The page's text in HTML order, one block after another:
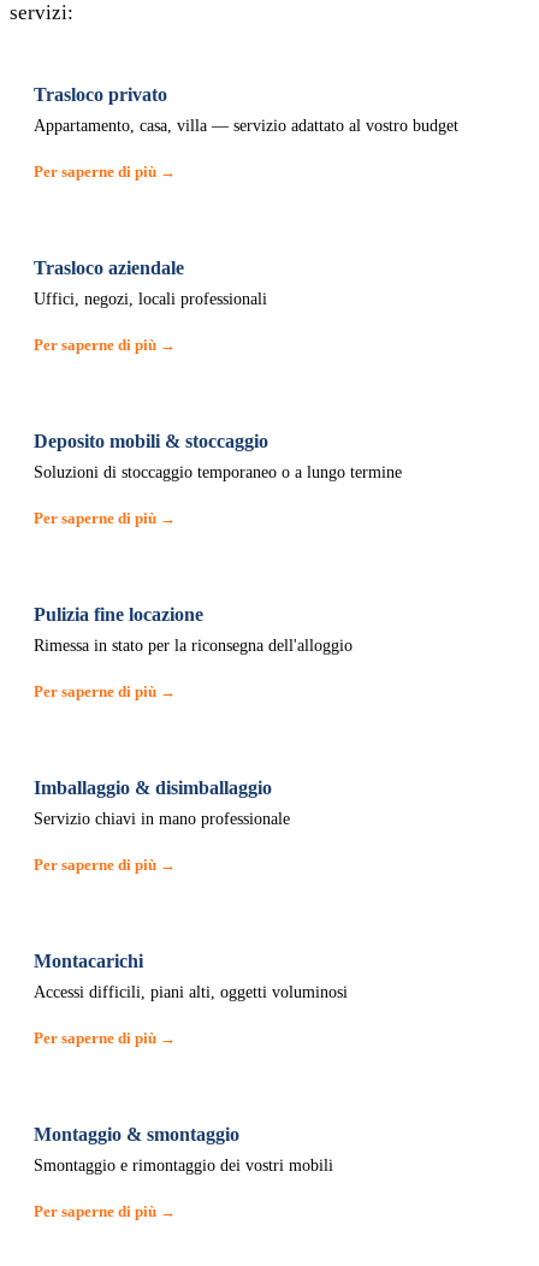
servizi:
Trasloco privato
Appartamento, casa, villa — servizio adattato al vostro budget
Per saperne di più →
Trasloco aziendale
Uffici, negozi, locali professionali
Per saperne di più →
Deposito mobili & stoccaggio
Soluzioni di stoccaggio temporaneo o a lungo termine
Per saperne di più →
Pulizia fine locazione
Rimessa in stato per la riconsegna dell'alloggio
Per saperne di più →
Imballaggio & disimballaggio
Servizio chiavi in mano professionale
Per saperne di più →
Montacarichi
Accessi difficili, piani alti, oggetti voluminosi
Per saperne di più →
Montaggio & smontaggio
Smontaggio e rimontaggio dei vostri mobili
Per saperne di più →